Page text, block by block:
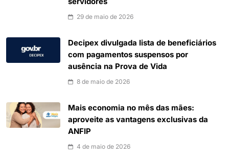
29 de maio de 2026
Decipex divulgada lista de beneficiários
com pagamentos suspensos por
ausência na Prova de Vida
8 de maio de 2026
Mais economia no mês das mães:
aproveite as vantagens exclusivas da
ANFIP
4 de maio de 2026